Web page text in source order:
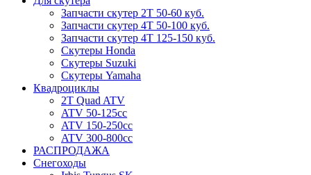
Запчасти скутер 2Т 50-60 куб.
Запчасти скутер 4Т 50-100 куб.
Запчасти скутер 4Т 125-150 куб.
Скутеры Honda
Скутеры Suzuki
Скутеры Yamaha
Квадроциклы
2T Quad ATV
ATV 50-125cc
ATV 150-250cc
ATV 300-800cc
РАСПРОДАЖА
Снегоходы